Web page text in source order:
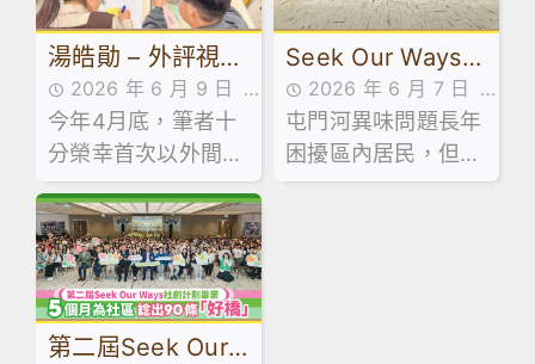
賓，並向畢業生致訓
辭及授憑。
湯皓勛 – 外評視角
下課堂蛻變：從
「教學常規」到
「淬煉好課」︱來
論
2026 年 6 月 9 日
傳媒訪問
今年4月底，筆者十
分榮幸首次以外間評
核人員的身份參與外
評。這次歷練讓筆者
得以站在客觀的專業
視窗，透視友校師生
的學與教互動。觀課
過程不僅是教學技術
Seek Our Ways社
創計劃 高中生研發
「河神」改善屯門
河異味奪冠
2026 年 6 月 7 日
傳媒訪問
屯門河異味問題長年
困擾區內居民，但有
一班土生土長的中學
第二屆Seek Our